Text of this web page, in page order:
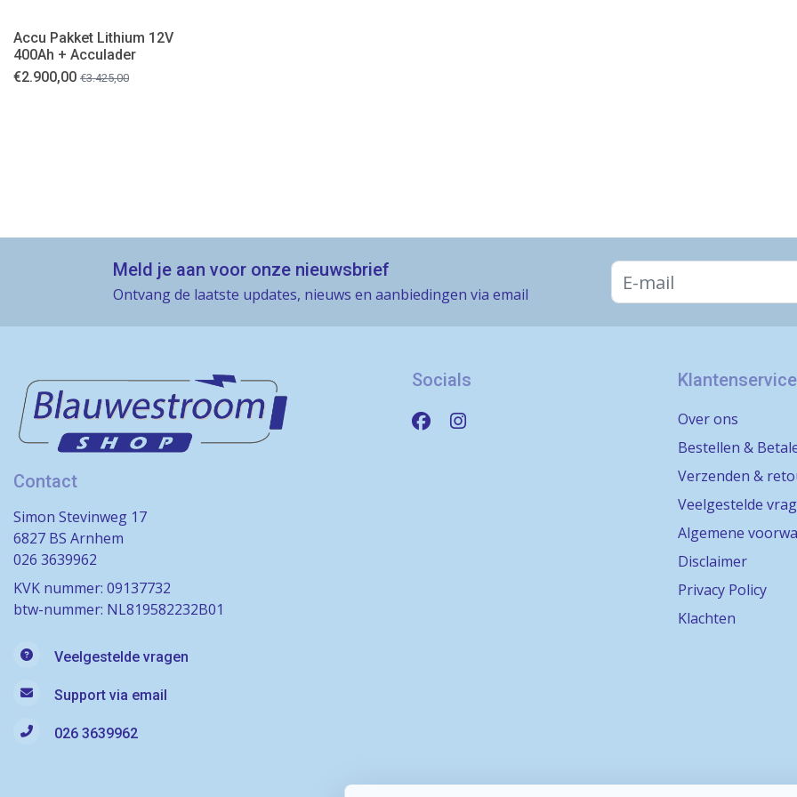
Accu Pakket Lithium 12V
400Ah + Acculader
€2.900,00 €3.425,00
Meld je aan voor onze nieuwsbrief
Ontvang de laatste updates, nieuws en aanbiedingen via email
Contact
Simon Stevinweg 17
6827 BS Arnhem
026 3639962
KVK nummer: 09137732
btw-nummer: NL819582232B01
Veelgestelde vragen
Support via email
026 3639962
Socials Klantenservice
Over ons
Bestellen &
Verzenden &
Veelgestelde
Algemene
Disclaimer
Privacy Policy
Klachten